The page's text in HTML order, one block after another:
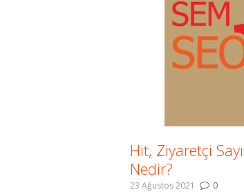
Hit, Ziyaretçi
Nedir?
23 Ağustos 2021 0